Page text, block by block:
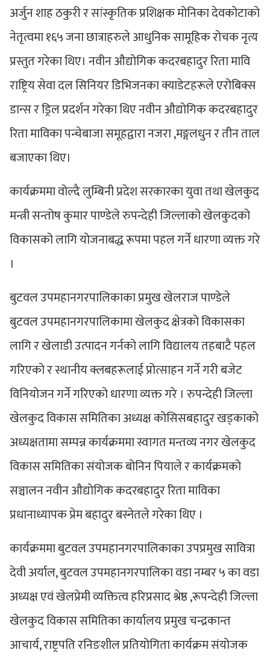
अर्जुन शाह ठकुरी र सांस्कृतिक प्रशिक्षक मोनिका देवकोटाको
नेतृत्वमा १६५ जना छात्राहरुले आधुनिक सामूहिक रोचक नृत्य
प्रस्तुत गरेका थिए। नवीन औद्योगिक कदरबहादुर रिता मावि
राष्ट्रिय सेवा दल सिनियर डिभिजनका क्याडेटहरूले एरोबिक्स
डान्स र ड्रिल प्रदर्शन गरेका थिए नवीन औद्योगिक कदरबहादुर
रिता माविका पन्चेबाजा समूहद्वारा नजरा ,मङ्गलधुन र तीन ताल
बजाएका थिए।
कार्यक्रममा वोल्दै लुम्बिनी प्रदेश सरकारका युवा तथा खेलकुद
मन्त्री सन्तोष कुमार पाण्डेले रुपन्देही जिल्लाको खेलकुदको
विकासको लागि योजनाबद्ध रूपमा पहल गर्ने धारणा व्यक्त गरे
।
बुटवल उपमहानगरपालिकाका प्रमुख खेलराज पाण्डेले
बुटवल उपमहानगरपालिकामा खेलकुद क्षेत्रको विकासका
लागि र खेलाडी उत्पादन गर्नको लागि विद्यालय तहबाटै पहल
गरिएको र स्थानीय क्लबहरूलाई प्रोत्साहन गर्ने गरी बजेट
विनियोजन गर्ने गरिएको धारणा व्यक्त गरे । रुपन्देही जिल्ला
खेलकुद विकास समितिका अध्यक्ष कोसिसबहादुर खड्काको
अध्यक्षतामा सम्पन्न कार्यक्रममा स्वागत मन्तव्य नगर खेलकुद
विकास समितिका संयोजक बोनिन पियाले र कार्यक्रमको
सञ्चालन नवीन औद्योगिक कदरबहादुर रिता माविका
प्रधानाध्यापक प्रेम बहादुर बस्नेतले गरेका थिए ।
कार्यक्रममा बुटवल उपमहानगरपालिकाका उपप्रमुख सावित्रा
देवी अर्याल, बुटवल उपमहानगरपालिका वडा नम्बर ५ का वडा
अध्यक्ष एवं खेलप्रेमी व्यक्तित्व हरिप्रसाद श्रेष्ठ ,रूपन्देही जिल्ला
खेलकुद विकास समितिका कार्यालय प्रमुख चन्द्रकान्त
आचार्य, राष्ट्रपति रनिङशील प्रतियोगिता कार्यक्रम संयोजक